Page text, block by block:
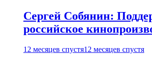
Сергей Собянин:
российское
12 месяцев спустя12 месяцев спустя